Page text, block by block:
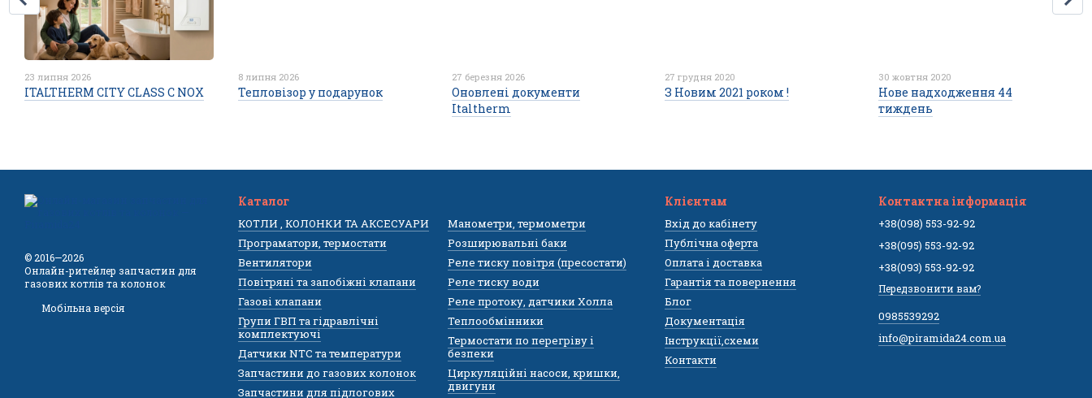
23 липня 2026
ITALTHERM CITY CLASS C NOX
8 липня 2026
Тепловізор у подарунок
27 березня 2026
Оновлені документи
Italtherm
27 грудня 2020
З Новим 2021 роком !
30 жовтня 2020
Нове надходження 44
тиждень
© 2016—2026
Онлайн-ритейлер запчастин для
газових котлів та колонок
Мобільна версія
Каталог
КОТЛИ , КОЛОНКИ ТА АКСЕСУАРИ
Програматори, термостати
Вентилятори
Повітряні та запобіжні клапани
Газові клапани
Групи ГВП та гідравлічні
комплектуючі
Датчики NTC та температури
Запчастини до газових колонок
Запчастини для підлогових
Манометри, термометри
Розширювальні баки
Реле тиску повітря (пресостати)
Реле тиску води
Реле протоку, датчики Холла
Теплообмінники
Термостати по перегріву і
безпеки
Циркуляційні насоси, кришки,
двигуни
Клієнтам
Вхід до кабінету
Публічна оферта
Оплата і доставка
Гарантія та повернення
Блог
Документація
Інструкції,схеми
Контакти
Контактна інформація
+38(098) 553-92-92
+38(095) 553-92-92
+38(093) 553-92-92
Передзвонити вам?
0985539292
info@piramida24.com.ua